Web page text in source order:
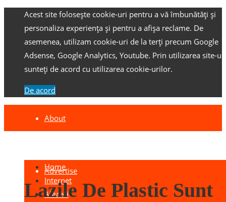
Acest site folosește cookie-uri pentru a vă îmbunătăți și
personaliza experiența și pentru a afișa reclame. De
asemenea, utilizam cookie-uri de la terți precum Google
Adsense, Google Analytics, Youtube. Prin utilizarea site-
sunteți de acord cu utilizarea cookie-urilor.
De acord
About
Advertise
Home
Internet
Afaceri
Lazile De Plastic Sunt